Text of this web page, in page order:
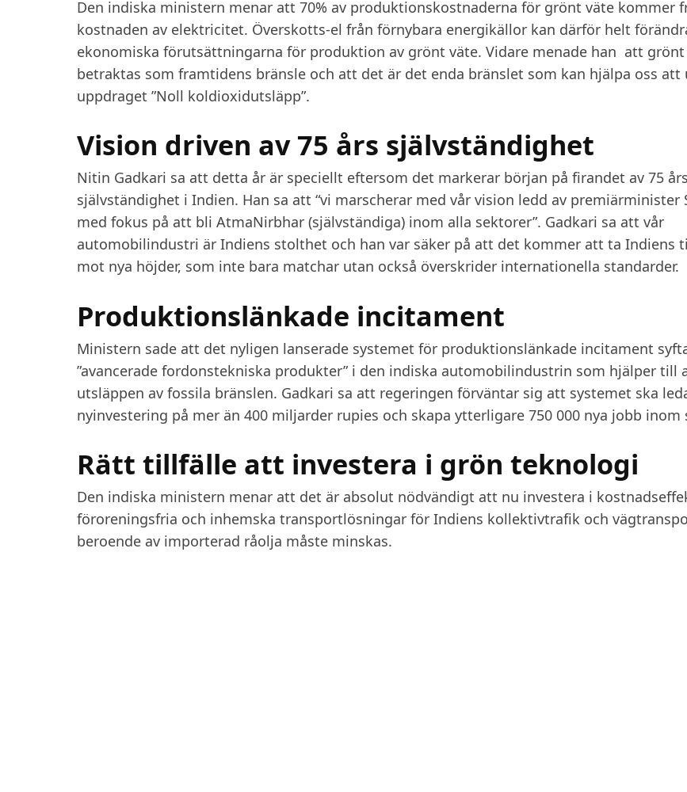
Den indiska ministern menar att 70% av produktionskostnaderna för grönt väte kommer
kostnaden av elektricitet. Överskotts-el från förnybara energikällor kan därför helt
ekonomiska förutsättningarna för produktion av grönt väte. Vidare menade han att
betraktas som framtidens bränsle och att det är det enda bränslet som kan hjälpa oss att
uppdraget ”Noll koldioxidutsläpp”.
Vision driven av 75 års självständighet
Nitin Gadkari sa att detta år är speciellt eftersom det markerar början på firandet av 75 års
självständighet i Indien. Han sa att “vi marscherar med vår vision ledd av premiärminister
med fokus på att bli AtmaNirbhar (självständiga) inom alla sektorer”. Gadkari sa att vår
automobilindustri är Indiens stolthet och han var säker på att det kommer att ta Indiens
mot nya höjder, som inte bara matchar utan också överskrider internationella standarder.
Produktionslänkade incitament
Ministern sade att det nyligen lanserade systemet för produktionslänkade incitament
”avancerade fordonstekniska produkter” i den indiska automobilindustrin som hjälper till
utsläppen av fossila bränslen. Gadkari sa att regeringen förväntar sig att systemet ska
nyinvestering på mer än 400 miljarder rupies och skapa ytterligare 750 000 nya jobb inom
Rätt tillfälle att investera i grön teknologi
Den indiska ministern menar att det är absolut nödvändigt att nu investera i
föroreningsfria och inhemska transportlösningar för Indiens kollektivtrafik och
beroende av importerad råolja måste minskas.